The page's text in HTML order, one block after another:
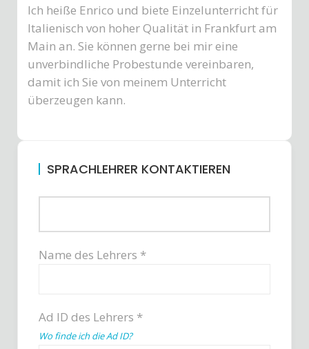
Ich heiße Enrico und biete Einzelunterricht für
Italienisch von hoher Qualität in Frankfurt am
Main an. Sie können gerne bei mir eine
unverbindliche Probestunde vereinbaren,
damit ich Sie von meinem Unterricht
überzeugen kann.
SPRACHLEHRER KONTAKTIEREN
Name des Lehrers *
Ad ID des Lehrers *
Wo finde ich die Ad ID?